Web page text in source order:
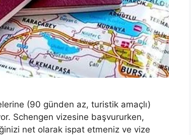
(90 günden az, turistik amaçlı)
Schengen vizesine başvururken,
net olarak ispat etmeniz ve vize